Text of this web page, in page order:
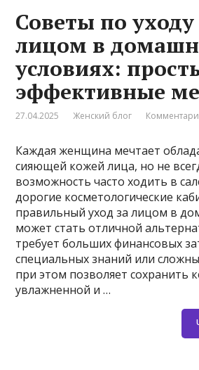
Советы по уходу
лицом в
условиях:
эффективные
27.04.2025 Женский блог
Каждая женщина мечтает
сияющей кожей лица, но не
возможность часто ходить в
дорогие косметологические
правильный уход за лицом в
может стать отличной
требует больших финансовых
специальных знаний или
при этом позволяет сохранить
увлажненной и …